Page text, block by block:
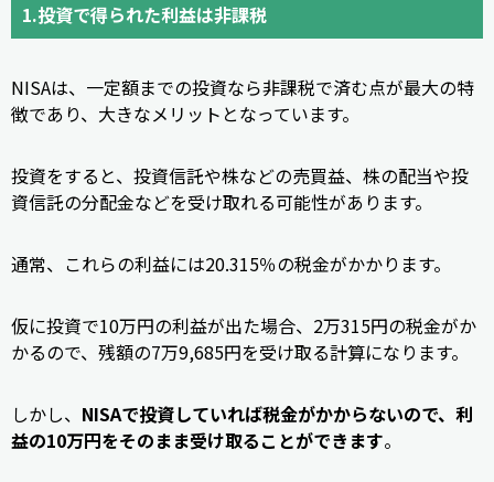
1.投資で得られた利益は非課税
NISAは、一定額までの投資なら非課税で済む点が最大の特
徴であり、大きなメリットとなっています。
投資をすると、投資信託や株などの売買益、株の配当や投
資信託の分配金などを受け取れる可能性があります。
通常、これらの利益には20.315％の税金がかかります。
仮に投資で10万円の利益が出た場合、2万315円の税金がか
かるので、残額の7万9,685円を受け取る計算になります。
しかし、 NISAで投資していれば税金がかからないので、利
益の10万円をそのまま受け取ることができます。